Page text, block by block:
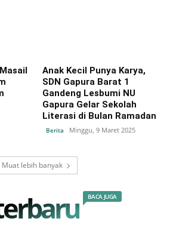
Anak Kecil Punya Karya,
SDN Gapura Barat 1
Gandeng Lesbumi NU
Gapura Gelar Sekolah
Literasi di Bulan Ramadan
Berita Minggu, 9 Maret 2025
Muat lebih banyak
BACA JUGA